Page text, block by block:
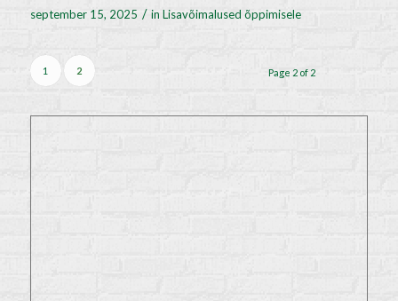
september 15, 2025 / in Lisavõimalused õppimisele
Page 2 of 2
1 2